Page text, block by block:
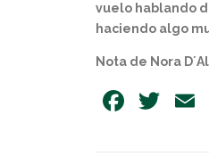
vuelo hablando
haciendo algo
Nota de Nora